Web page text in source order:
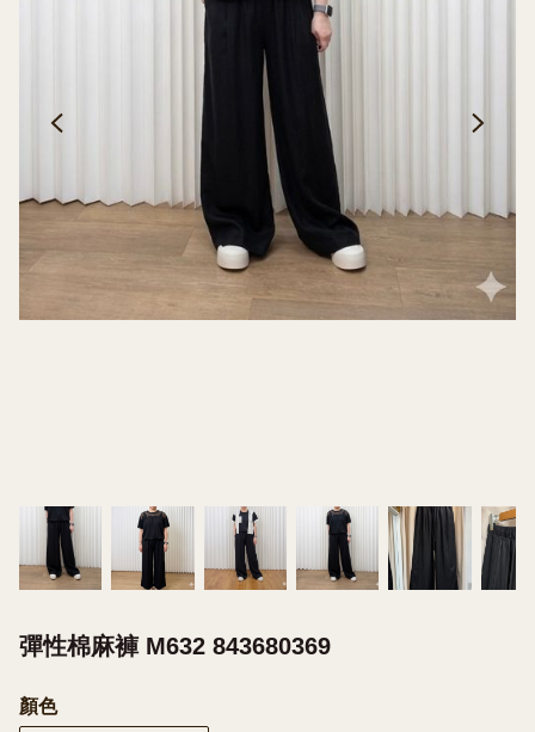
彈性棉麻褲 M632 843680369
顏色